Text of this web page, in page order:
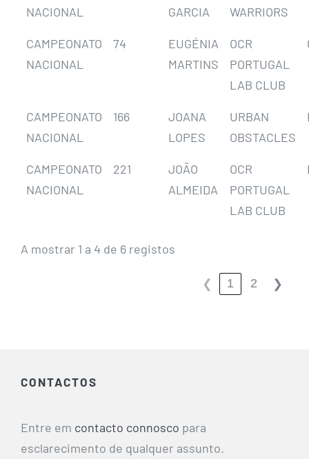
NACIONAL
GARCIA
WARRIORS
CAMPEONATO
NACIONAL
74
EUGÉNIA
MARTINS
OCR
PORTUGAL
LAB CLUB
CAMPEONATO
NACIONAL
166
JOANA
LOPES
URBAN
OBSTACLES
CAMPEONATO
NACIONAL
221
JOÃO
ALMEIDA
OCR
PORTUGAL
LAB CLUB
A mostrar 1 a 4 de 6 registos
❮ 1 2 ❯
CONTACTOS
Entre em contacto connosco para
esclarecimento de qualquer assunto.